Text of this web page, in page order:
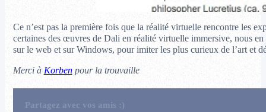
Ce n’est pas la première fois que la réalité virtuelle rencontre les
certaines des œuvres de Dali en réalité virtuelle immersive, nous
sur le web et sur Windows, pour imiter les plus curieux de l’art et
Merci à Korbenpour la trouvaille
Partagez avec vos amis :)